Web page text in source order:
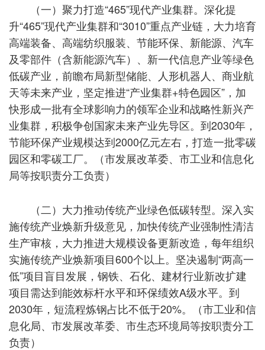
（一）聚力打造“465”现代产业集群。深化提
升“465”现代产业集群和“3010”重点产业链，大力培育
高端装备、高端纺织服装、节能环保、新能源、汽车
及零部件（含新能源汽车）、新一代信息产业等绿色
低碳产业，前瞻布局新型储能、人形机器人、商业航
天等未来产业，坚定推进“产业集群+特色园区”，加
快形成一批有全球影响力的领军企业和战略性新兴产
业集群，积极争创国家未来产业先导区。到2030年，
节能环保产业规模达到2000亿元左右，打造一批零碳
园区和零碳工厂。（市发展改革委、市工业和信息化
局等按职责分工负责）
（二）大力推动传统产业绿色低碳转型。深入实
施传统产业焕新升级意见，加快传统产业强制性清洁
生产审核，大力推进大规模设备更新改造，每年组织
实施传统产业焕新项目600个以上。坚决遏制“两高一
低”项目盲目发展，钢铁、石化、建材行业新改扩建
项目需达到能效标杆水平和环保绩效A级水平。到
2030年，短流程炼钢占比不低于20%。（市工业和信
息化局、市发展改革委、市生态环境局等按职责分工
负责）